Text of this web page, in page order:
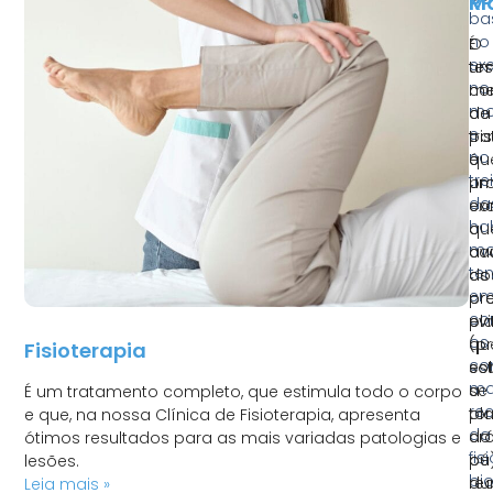
Fisioterapia
É um tratamento completo, que estimula todo o corpo
e que, na nossa Clínica de Fisioterapia, apresenta
ótimos resultados para as mais variadas patologias e
lesões.
Leia mais »
no
no
e
no
os
da
É
de
a
se
ou
O
da
é
as
a
do